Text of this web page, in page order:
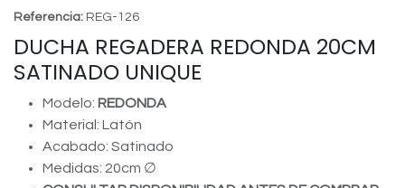
Referencia: REG-126
DUCHA REGADERA REDONDA 20CM
SATINADO UNIQUE
Modelo: REDONDA
Material: Latón
Acabado: Satinado
Medidas: 20cm ∅